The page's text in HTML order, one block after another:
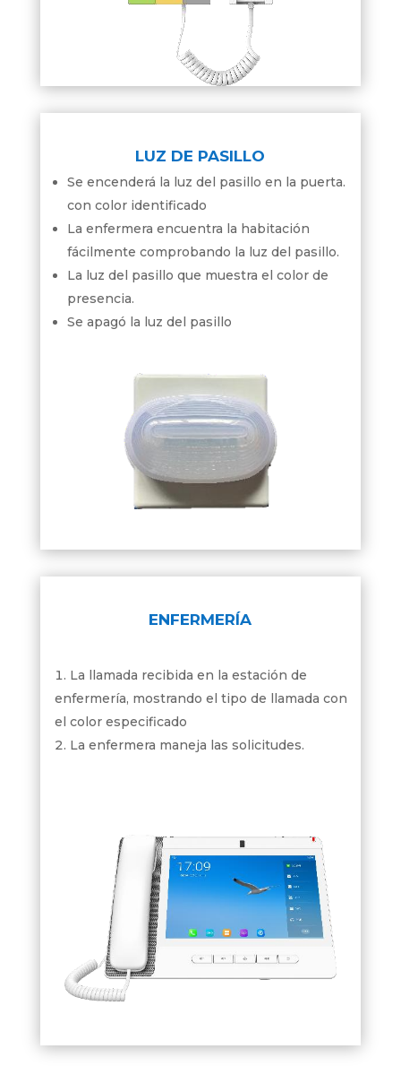
LUZ DE PASILLO
Se encenderá la luz del pasillo en la puerta.
con color identificado
La enfermera encuentra la habitación
fácilmente comprobando la luz del pasillo.
La luz del pasillo que muestra el color de
presencia.
Se apagó la luz del pasillo
ENFERMERÍA
La llamada recibida en la estación de
enfermería, mostrando el tipo de llamada con
el color especificado
La enfermera maneja las solicitudes.